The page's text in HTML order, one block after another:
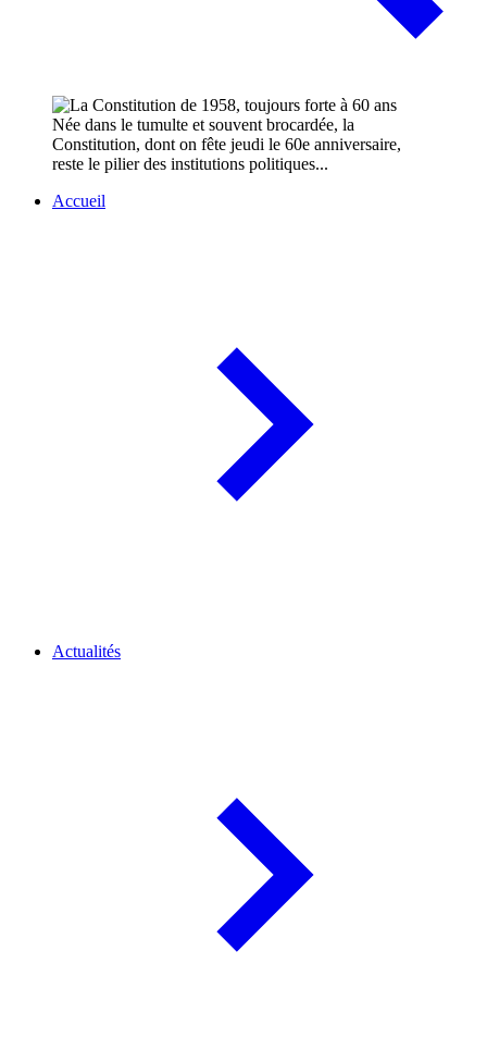
Née dans le tumulte et souvent brocardée, la
Constitution, dont on fête jeudi le 60e anniversaire,
reste le pilier des institutions politiques...
Accueil
Actualités